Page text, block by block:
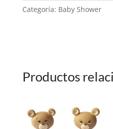
SILUETA
Categoría: Baby Shower
Productos